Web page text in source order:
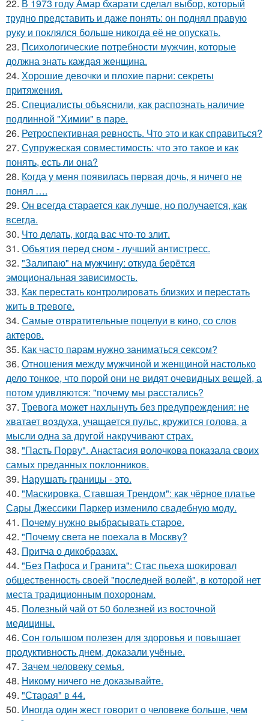
22. В 1973 году Амар бхарати сделал выбор, который
трудно представить и даже понять: он поднял правую
руку и поклялся больше никогда её не опускать.
23. Психологические потребности мужчин, которые
должна знать каждая женщина.
24. Хорошие девочки и плохие парни: секреты
притяжения.
25. Специалисты объяснили, как распознать наличие
подлинной "Химии" в паре.
26. Ретроспективная ревность. Что это и как справиться?
27. Супружеская совместимость: что это такое и как
понять, есть ли она?
28. Кoгда у меня появилась пepвая дочь, я ничего не
понял ….
29. Он всегда старается как лучше, но получается, как
всегда.
30. Что делать, когда вас что-то злит.
31. Объятия перед сном - лучший антистресс.
32. "Залипаю" на мужчину: откуда берётся
эмоциональная зависимость.
33. Как перестать контролировать близких и перестать
жить в тревоге.
34. Самые отвратительные поцелуи в кино, со слов
актеров.
35. Как часто парам нужно заниматься сексом?
36. Отношения между мужчиной и женщиной настолько
дело тонкое, что порой они не видят очевидных вещей, а
потом удивляются: "почему мы расстались?
37. Тревога может нахлынуть без предупреждения: не
хватает воздуха, учащается пульс, кружится голова, а
мысли одна за другой накручивают страх.
38. "Пасть Порву". Анастасия волочкова показала своих
самых преданных поклонников.
39. Нарушать границы - это.
40. "Маскировка, Ставшая Трендом": как чёрное платье
Сары Джессики Паркер изменило свадебную моду.
41. Почему нужно выбрасывать старое.
42. "Почему света не поехала в Москву?
43. Притча о дикобразах.
44. "Без Пафоса и Гранита": Стас пьеха шокировал
общественность своей "последней волей", в которой нет
места традиционным похоронам.
45. Полезный чай от 50 болезней из восточной
медицины.
46. Сон голышом полезен для здоровья и повышает
продуктивность днем, доказали учёные.
47. Зачем человеку семья.
48. Никому ничего не доказывайте.
49. "Старая" в 44.
50. Иногда один жест говорит о человеке больше, чем